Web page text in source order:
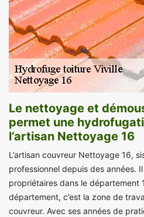
Le nettoyage et
permet une
l’artisan Nettoyage 16
L’artisan couvreur Nettoyage 16,
professionnel depuis des années.
propriétaires dans le département
département, c’est la zone de
couvreur. Avec ses années de